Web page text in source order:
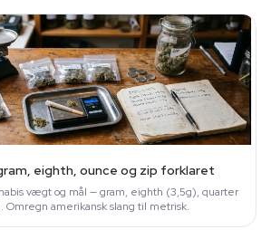
eighth, ounce og zip forklaret
vægt og mål — gram, eighth (3,5g), quarter
amerikansk slang til metrisk.